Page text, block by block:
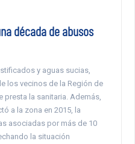
década de abusos
y aguas sucias,
los vecinos de la Región de
presta la sanitaria. Además,
a la zona en 2015, la
asociadas por más de 10
la situación